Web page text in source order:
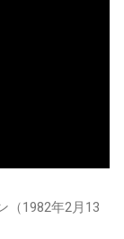
（1982年2月13